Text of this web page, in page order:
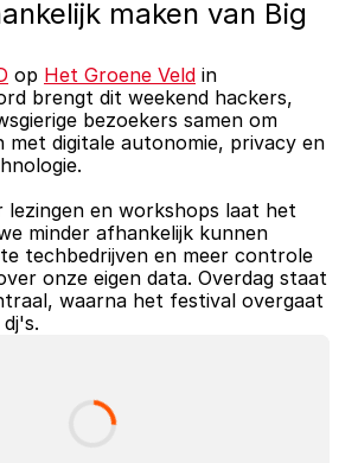
maken van Big
op Het Groene Veld in
brengt dit weekend hackers,
bezoekers samen om
met digitale autonomie, privacy en
lezingen en workshops laat het
minder afhankelijk kunnen
techbedrijven en meer controle
onze eigen data. Overdag staat
waarna het festival overgaat